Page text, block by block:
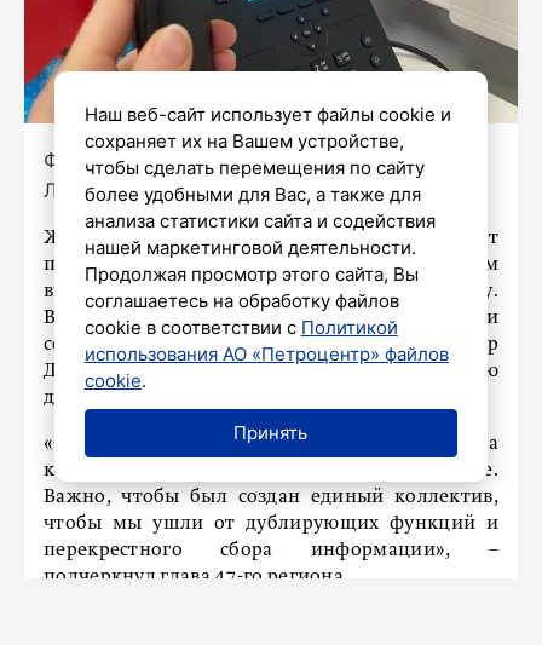
Фото: пресс-служба администрации
Ленинградской области
Жители Ленинградской области смогут
получить необходимую информацию по всем
видам коммунальных услуг по единому номеру.
В пресс-службе региональной администрации
сообщили, что губернатор Александр
Дрозденко дал поручение создать единую
диспетчерскую службу в Ленобласти.
«Ответственность по созданию службы – на
комитетах по ТЭК, ЖКХ и Госжилнадзоре.
Важно, чтобы был создан единый коллектив,
чтобы мы ушли от дублирующих функций и
перекрестного сбора информации», –
подчеркнул глава 47-го региона.
Наш веб-сайт использует файлы cookie и
сохраняет их на Вашем устройстве,
чтобы сделать перемещения по сайту
более удобными для Вас, а также для
анализа статистики сайта и содействия
нашей маркетинговой деятельности.
Продолжая просмотр этого сайта, Вы
соглашаетесь на обработку файлов
cookie в соответствии с Политикой
использования АО «Петроцентр» файлов
cookie.
Принять